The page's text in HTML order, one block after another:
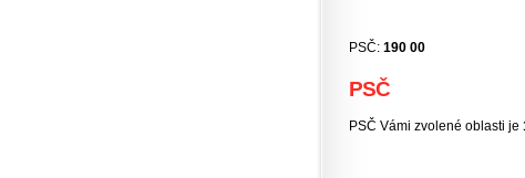
PSČ: 190 00
PSČ
PSČ Vámi zvolené oblasti je